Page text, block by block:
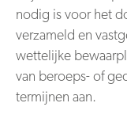
nodig is voor het
verzameld en
wettelijke
van beroeps- of
termijnen aan.